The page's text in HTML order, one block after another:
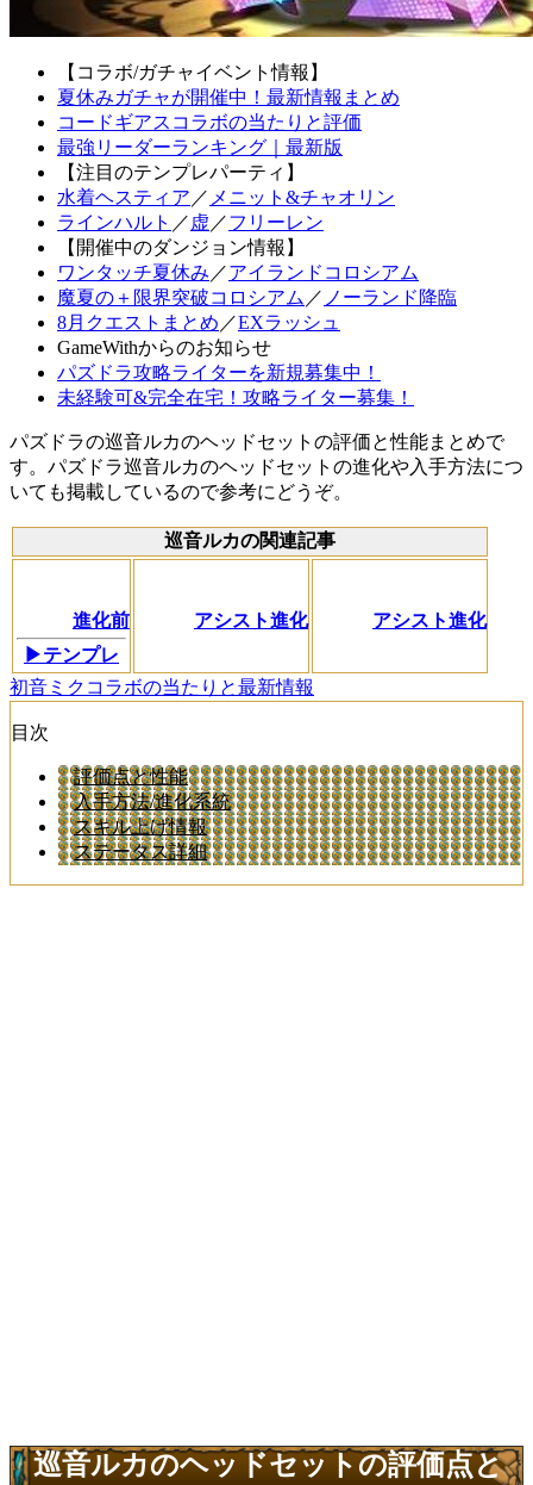
【コラボ/ガチャイベント情報】
夏休みガチャが開催中！最新情報まとめ
コードギアスコラボの当たりと評価
最強リーダーランキング｜最新版
【注目のテンプレパーティ】
水着ヘスティア ／ メニット&チャオリン
ラインハルト ／ 虚 ／フリーレン
【開催中のダンジョン情報】
ワンタッチ夏休み ／アイランドコロシアム
魔夏の＋限界突破コロシアム ／ ノーランド降臨
8月クエストまとめ ／EXラッシュ
GameWithからのお知らせ
パズドラ攻略ライターを新規募集中！
未経験可&完全在宅！攻略ライター募集！
パズドラの巡音ルカのヘッドセットの評価と性能まとめで
す。パズドラ巡音ルカのヘッドセットの進化や入手方法につ
いても掲載しているので参考にどうぞ。
巡音ルカの関連記事
進化前
▶テンプレ
アシスト進化 アシスト進化
初音ミクコラボの当たりと最新情報
目次
評価点と性能
入手方法/進化系統
スキル上げ情報
ステータス詳細
巡音ルカのヘッドセットの評価点と